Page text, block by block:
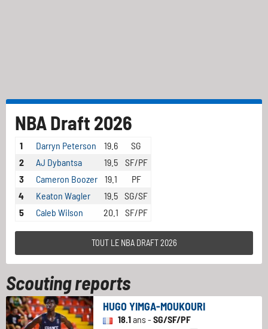
NBA Draft 2026
1 Darryn Peterson 19.6
SG
2
AJ Dybantsa 19.5
SF/PF
3
Cameron Boozer 19.1
PF
4
Keaton Wagler 19.5 SG/SF
5
Caleb Wilson 20.1 SF/PF
TOUT LE NBA DRAFT 2026
Scouting reports
HUGO YIMGA-MOUKOURI
18.1ans - SG/SF/PF